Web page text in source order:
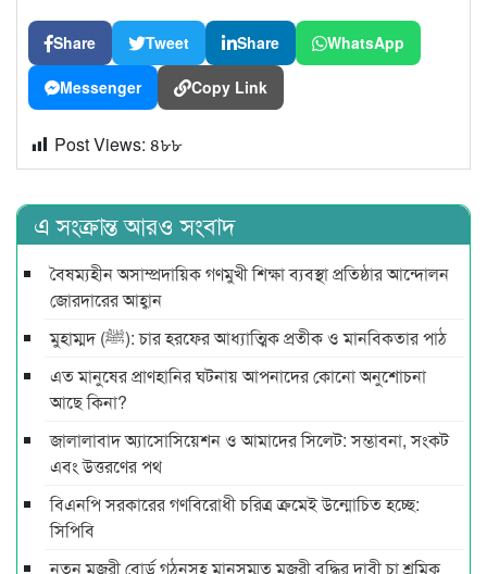
Share Tweet Share WhatsApp
Messenger Copy Link
Post Views: ৪৮৮
এ সংক্রান্ত আরও সংবাদ
বৈষম্যহীন অসাম্প্রদায়িক গণমুখী শিক্ষা ব্যবস্থা প্রতিষ্ঠার আন্দোলন
জোরদারের আহ্বান
মুহাম্মদ (ﷺ): চার হরফের আধ্যাত্মিক প্রতীক ও মানবিকতার পাঠ
এত মানুষের প্রাণহানির ঘটনায় আপনাদের কোনো অনুশোচনা
আছে কিনা?
জালালাবাদ অ্যাসোসিয়েশন ও আমাদের সিলেট: সম্ভাবনা, সংকট
এবং উত্তরণের পথ
বিএনপি সরকারের গণবিরোধী চরিত্র ক্রমেই উন্মোচিত হচ্ছে:
সিপিবি
নতুন মজুরী বোর্ড গঠনসহ মানসম্মত মজুরী বৃদ্ধির দাবী চা শ্রমিক